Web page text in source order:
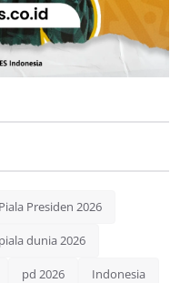
Piala Presiden 2026
piala dunia 2026
pd 2026 Indonesia